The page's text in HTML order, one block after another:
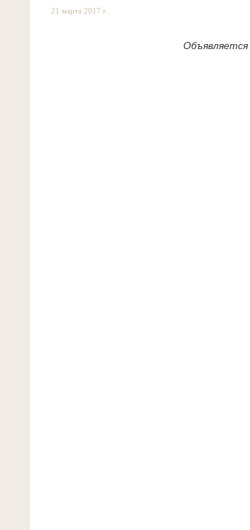
21 марта 2017 г.
Объявляется